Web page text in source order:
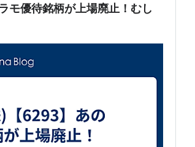
モ優待銘柄が上場廃止！むし